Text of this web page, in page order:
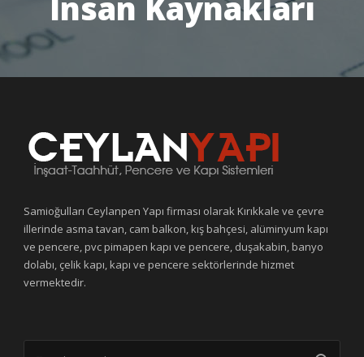
İnsan Kaynakları
Samioğulları Ceylanpen Yapı firması olarak Kırıkkale ve çevre
illerinde asma tavan, cam balkon, kış bahçesi, alüminyum kapı
ve pencere, pvc pimapen kapı ve pencere, duşakabin, banyo
dolabı, çelik kapı, kapı ve pencere sektörlerinde hizmet
vermektedir.